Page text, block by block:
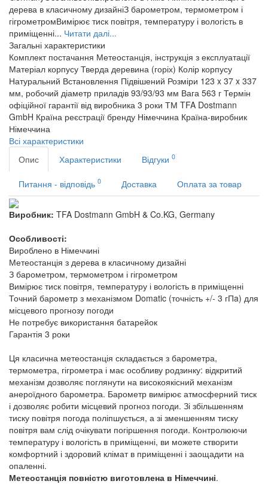
дерева в класичному дизайніЗ барометром, термометром і
гігрометромВимірює тиск повітря, температуру і вологість в
приміщенні... Читати далі...
Загальні характеристики
Комплект постачання Метеостанція, інструкція з експлуатації
Матеріал корпусу Тверда деревина (горіх) Колір корпусу
Натуральний Встановлення Підвішений Розміри 123 x 37 x 337
мм, робочий діаметр приладів 93/93/93 мм Вага 563 г Термін
офіційної гарантії від виробника 3 роки ТМ TFA Dostmann
GmbH Країна реєстрації бренду Німеччина Країна-виробник
Німеччина
Всі характеристики
Опис
Характеристики Відгуки 0
Питання - відповідь 0 Доставка Оплата за товар
Виробник: TFA Dostmann GmbH & Co.KG, Germany
Особливості:
Вироблено в Німеччині
Метеостанція з дерева в класичному дизайні
З барометром, термометром і гігрометром
Вимірює тиск повітря, температуру і вологість в приміщенні
Точний барометр з механізмом Domatic (точність +/- 3 гПa) для
місцевого прогнозу погоди
Не потребує використання батарейок
Гарантія 3 роки
Ця класична метеостанція складається з барометра,
термометра, гігрометра і має особливу родзинку: відкритий
механізм дозволяє поглянути на високоякісний механізм
анероїдного барометра. Барометр вимірює атмосферний тиск
і дозволяє робити місцевий прогноз погоди. Зі збільшенням
тиску повітря погода поліпшується, а зі зменшенням тиску
повітря вам слід очікувати погіршення погоди. Контролюючи
температуру і вологість в приміщенні, ви можете створити
комфортний і здоровий клімат в приміщенні і заощадити на
опаленні.
Метеостанція повністю виготовлена в Німеччині.